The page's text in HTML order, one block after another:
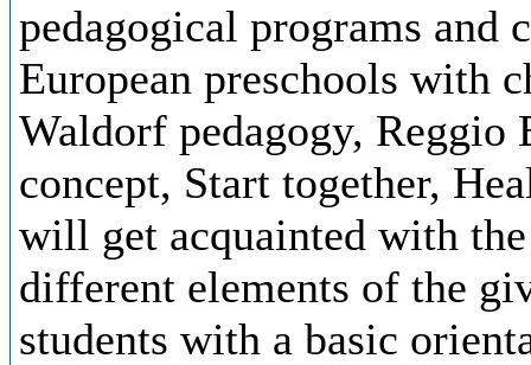
pedagogical programs and
European preschools with
Waldorf pedagogy, Reggio
concept, Start together,
will get acquainted with
different elements of the
students with a basic